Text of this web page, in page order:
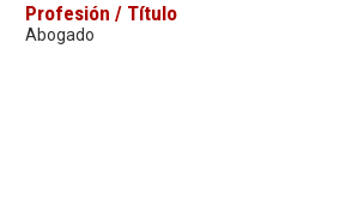
Profesión / Título
Abogado